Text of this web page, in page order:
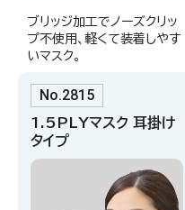
ブリッジ加工でノーズクリッ
プ不使用、軽くて装着しやす
いマスク。
No.2815
1.5PLYマスク 耳掛け
タイプ